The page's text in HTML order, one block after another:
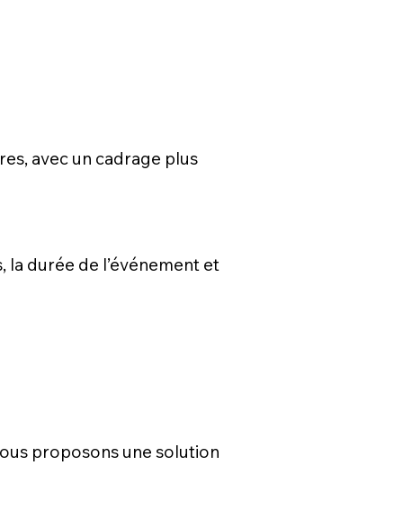
avec un cadrage plus
la durée de l’événement et
proposons une solution